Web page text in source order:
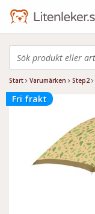
Start Varumärken Step2
Fri frakt